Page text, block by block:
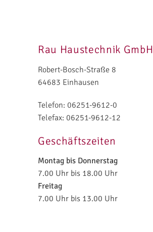
Rau Haustechnik GmbH
Robert-Bosch-Straße 8
64683 Einhausen
Telefon: 06251-9612-0
Telefax: 06251-9612-12
Geschäftszeiten
Montag bis Donnerstag
7.00 Uhr bis 18.00 Uhr
Freitag
7.00 Uhr bis 13.00 Uhr